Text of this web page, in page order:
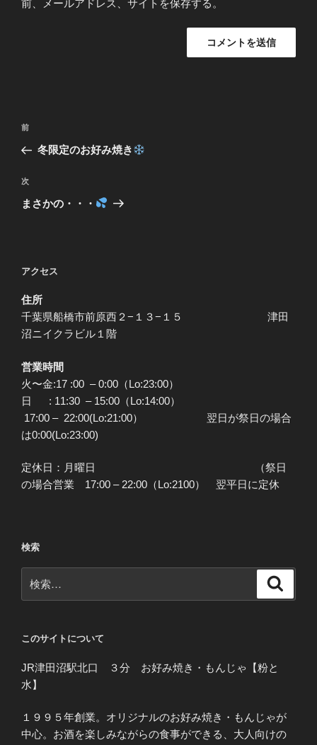
前、メールアドレス、サイトを保存する。
投
ナ
ビ
ゲ
ン
前
の
稿
前
冬限定のお好み焼き
次
の
次
まさかの・・・
アクセス
住所
千葉県船橋市前原西２−１３−１５ 津田
沼ニイクラビル１階
営業時間
火〜金:17 :00 – 0:00（Lo:23:00）
日 : 11:30 – 15:00（Lo:14:00）
17:00 – 22:00(Lo:21:00） 翌日が祭日の場合
は0:00(Lo:23:00)
定休日：月曜日 （祭日
の場合営業 17:00 – 22:00（Lo:2100） 翌平日に定休
検索
索:
このサイトについて
JR津田沼駅北口 ３分 お好み焼き・もんじゃ【粉と
水】
１９９５年創業。オリジナルのお好み焼き・もんじゃが
中心。お酒を楽しみながらの食事ができる、大人向けの